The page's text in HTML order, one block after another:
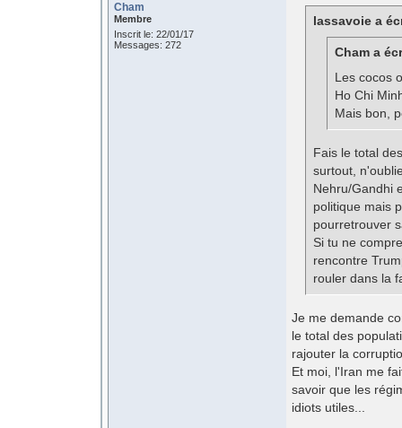
Cham
Membre
Inscrit le: 22/01/17
Messages: 272
lassavoie a
Cham a
Les cocos
Ho Chi
Mais bon,
Fais le total
surtout,
Nehru/Gandhi
politique mais
pourretrouver
Si tu ne
rencontre
rouler dans la
Je me demande
le total des
rajouter la
Et moi, l'Iran me
savoir que les
idiots utiles...